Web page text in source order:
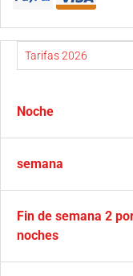
Noche
semana
Fin de semana 2
noches